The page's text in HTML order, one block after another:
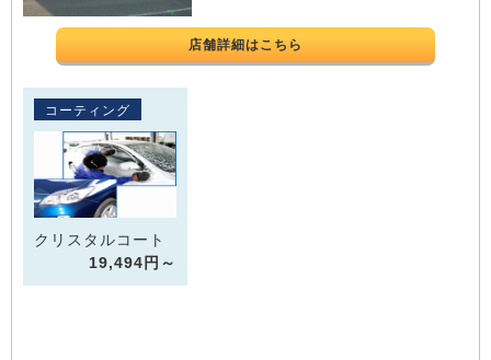
店舗詳細はこちら
コーティング
クリスタルコート
19,494円～